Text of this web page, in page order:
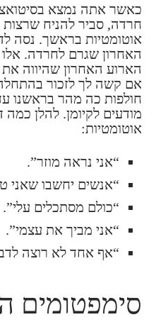
כאשר אתה נמצא
חרדה, סביר להניח
אוטומטיות בראשך. נסה
האחרון שגרם לחרדה.
הארוע האחרון שהיווה
אם קשה לך לזכור
חולפות כה מהר בראשנו
מודעים לקיומן. להלן
אוטומטיות:
“אני נראה מוזר”.
“אנשים יחשבו שאני
“כולם מסתכלים עלי”.
“אני מביך את עצמי”.
“אף אחד לא רוצה
סימפטומים